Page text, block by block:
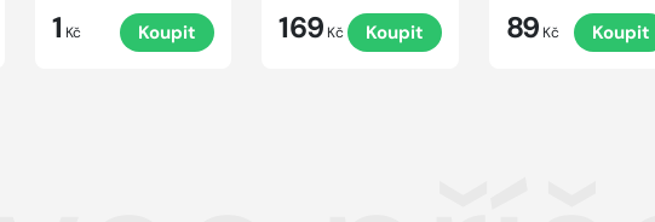
1 Kč Koupit 169 Kč Koupit 89 Kč Koupit